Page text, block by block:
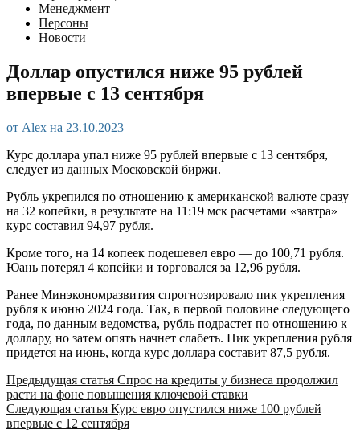
Менеджмент
Персоны
Новости
Доллар опустился ниже 95 рублей
впервые с 13 сентября
от Alex на 23.10.2023
Курс доллара упал ниже 95 рублей впервые с 13 сентября,
следует из данных Московской биржи.
Рубль укрепился по отношению к американской валюте сразу
на 32 копейки, в результате на 11:19 мск расчетами «завтра»
курс составил 94,97 рубля.
Кроме того, на 14 копеек подешевел евро — до 100,71 рубля.
Юань потерял 4 копейки и торговался за 12,96 рубля.
Ранее Минэкономразвития спрогнозировало пик укрепления
рубля к июню 2024 года. Так, в первой половине следующего
года, по данным ведомства, рубль подрастет по отношению к
доллару, но затем опять начнет слабеть. Пик укрепления рубля
придется на июнь, когда курс доллара составит 87,5 рубля.
Продолжить
чтение
Предыдущая статья Спрос на кредиты у бизнеса продолжил
расти на фоне повышения ключевой ставки
Следующая статья Курс евро опустился ниже 100 рублей
впервые с 12 сентября